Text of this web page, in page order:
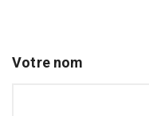
Votre nom